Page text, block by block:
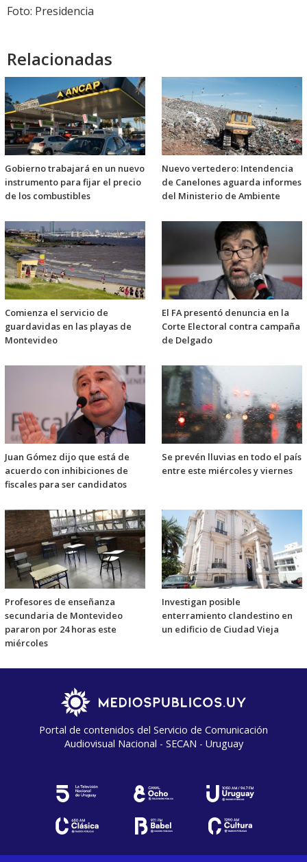
Foto: Presidencia
Relacionadas
Gobierno trabajará en un nuevo
instrumento para fijar el precio
de los combustibles
Nuevo vertedero: Intendencia
de Canelones aguarda informes
del Ministerio de Ambiente
Comienza el servicio de
guardavidas en las playas de
Montevideo
El FA presentó denuncia en la
Corte Electoral contra campaña
de Delgado
Juan Gómez dijo que está de
acuerdo con inhibiciones de
fiscales para ser candidatos
Se prevén lluvias en todo el país
entre este miércoles y viernes
Profesores de enseñanza
secundaria de Montevideo
pararon por 24 horas este
miércoles
Investigan posible
enterramiento clandestino en
un edificio de Ciudad Vieja
Portal de contenidos del Servicio de Comunicación
Audiovisual Nacional - SECAN - Uruguay